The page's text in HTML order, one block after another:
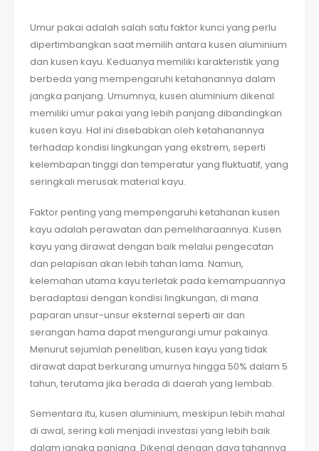
Umur pakai adalah salah satu faktor kunci yang perlu
dipertimbangkan saat memilih antara kusen aluminium
dan kusen kayu. Keduanya memiliki karakteristik yang
berbeda yang mempengaruhi ketahanannya dalam
jangka panjang. Umumnya, kusen aluminium dikenal
memiliki umur pakai yang lebih panjang dibandingkan
kusen kayu. Hal ini disebabkan oleh ketahanannya
terhadap kondisi lingkungan yang ekstrem, seperti
kelembapan tinggi dan temperatur yang fluktuatif, yang
seringkali merusak material kayu.
Faktor penting yang mempengaruhi ketahanan kusen
kayu adalah perawatan dan pemeliharaannya. Kusen
kayu yang dirawat dengan baik melalui pengecatan
dan pelapisan akan lebih tahan lama. Namun,
kelemahan utama kayu terletak pada kemampuannya
beradaptasi dengan kondisi lingkungan, di mana
paparan unsur-unsur eksternal seperti air dan
serangan hama dapat mengurangi umur pakainya.
Menurut sejumlah penelitian, kusen kayu yang tidak
dirawat dapat berkurang umurnya hingga 50% dalam 5
tahun, terutama jika berada di daerah yang lembab.
Sementara itu, kusen aluminium, meskipun lebih mahal
di awal, sering kali menjadi investasi yang lebih baik
dalam jangka panjang. Dikenal dengan daya tahannya